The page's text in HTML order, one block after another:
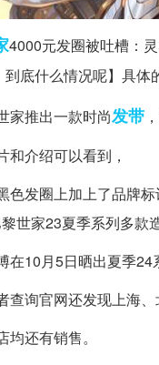
4000元发圈被吐槽：
底什么情况呢】具体
家推出一款时尚发带
和介绍可以看到，
色发圈上加上了品牌
世家23夏季系列多款造
在10月5日晒出夏季24
查询官网还发现上海
还有销售。